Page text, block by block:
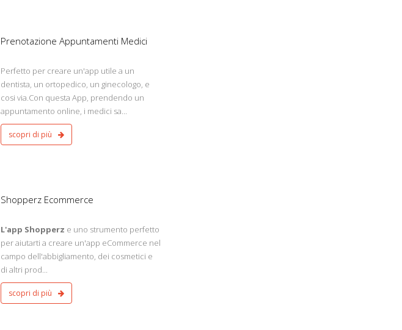
Prenotazione Appuntamenti Medici
Perfetto per creare un'app utile a un
dentista, un ortopedico, un ginecologo, e
cosi via.Con questa App, prendendo un
appuntamento online, i medici sa...
scopri di più
Shopperz Ecommerce
L'app Shopperz e uno strumento perfetto
per aiutarti a creare un'app eCommerce nel
campo dell'abbigliamento, dei cosmetici e
di altri prod...
scopri di più